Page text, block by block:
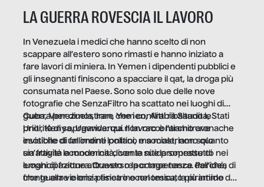
LA GUERRA ROVESCIA IL LAVORO
In Venezuela i medici che hanno scelto di non
scappare all’estero sono rimasti e hanno iniziato a
fare lavori di miniera. In Yemen i dipendenti pubblici e
gli insegnanti finiscono a spacciare il qat, la droga più
consumata nel Paese. Sono solo due delle nove
fotografie che SenzaFiltro ha scattato nei luoghi di
guerra per dimostrare che i conflitti ribaltano le
priorità di sopravvivenza. Il lavoro è l’architrave
invisibile di un ordine politico e sociale, non solo
un’attività economica: diventa nitida soprattutto nei
luoghi di frattura. Questo reportage nasce dall’idea
che guerre e crisi penetrino nel tessuto più intimo
Cuba, Venezuela, Iran, Yemen, Arabia Saudita, Stati
Uniti, Kenya, Uganda: qui non raccontiamo cronache
esotiche di fallimenti lontani, ma mostriamo quanto
sia fragile la modernità, con le sue promesse di
emancipazione attraverso la competenza. Perché, di
fronte alla violenza fisica o economica, la piramide del